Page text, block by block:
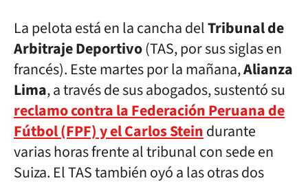
La pelota está en la cancha delTribunal de
Arbitraje Deportivo(TAS, por sus siglas en
francés). Este martes por la mañana,Alianza
Lima, a través de sus abogados, sustentó su
reclamo contra la Federación Peruana de
Fútbol (FPF) y el Carlos Steindurante
varias horas frente al tribunal con sede en
Suiza. El TAS también oyó a las otras dos